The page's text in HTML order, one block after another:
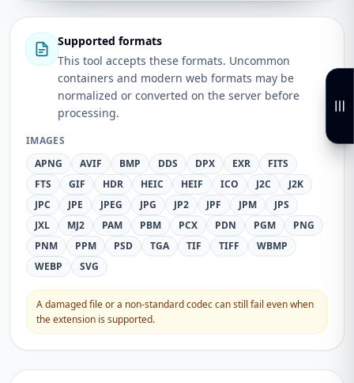
Supported formats
This tool accepts these formats. Uncommon
containers and modern web formats may be
normalized or converted on the server before
processing.
IMAGES
APNG
AVIF BMP DDS DPX EXR
FITS
FTS
GIF HDR HEIC HEIF ICO J2C
J2K
JPC
JPE JPEG JPG JP2 JPF JPM
JPS
JXL
MJ2 PAM PBM PCX PDN PGM
PNG
PNM
PPM PSD TGA TIF TIFF
WBMP
WEBP
SVG
A damaged file or a non-standard codec can still fail even when
the extension is supported.